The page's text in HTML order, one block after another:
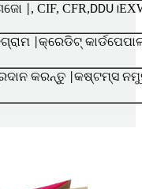
| , CIF, CFR,DDU।
|କ୍ରେଡିଟ୍
କରନ୍ତୁ |କଷ୍ଟମ୍ସ